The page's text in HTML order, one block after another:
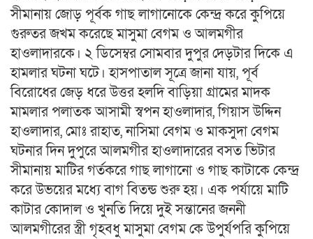
সীমানায় জোড় পূর্বক গাছ লাগানোকে কেন্দ্র করে কুপিয়ে
গুরুতর জখম করেছে মাসুমা বেগম ও আলমগীর
হাওলাদারকে। ২ ডিসেম্বর সোমবার দুপুর দেড়টার দিকে এ
হামলার ঘটনা ঘটে। হাসপাতাল সূত্রে জানা যায়, পূর্ব
বিরোধের জেড় ধরে উত্তর হলদি বাড়িয়া গ্রামের মাদক
মামলার পলাতক আসামী স্বপন হাওলাদার, গিয়াস উদ্দিন
হাওলাদার, মোঃ রাহাত, নাসিমা বেগম ও মাকসুদা বেগম
ঘটনার দিন দুপুরে আলমগীর হাওলাদারের বসত ভিটার
সীমানায় মাটির গর্তকরে গাছ লাগানো ও গাছ কাটাকে কেন্দ্র
করে উভয়ের মধ্যে বাগ বিতন্ড শুরু হয়। এক পর্যায়ে মাটি
কাটার কোদাল ও খুনতি দিয়ে দুই সন্তানের জননী
আলমগীরের স্ত্রী গৃহবধু মাসুমা বেগম কে উপুর্যপরি কুপিয়ে